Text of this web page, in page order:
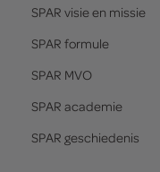
SPAR visie en missie
SPAR formule
SPAR MVO
SPAR academie
SPAR geschiedenis